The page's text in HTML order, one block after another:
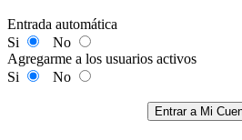
Entrada automática
Si
No
Agregarme a los usuarios activos
Si
No
Entrar a Mi